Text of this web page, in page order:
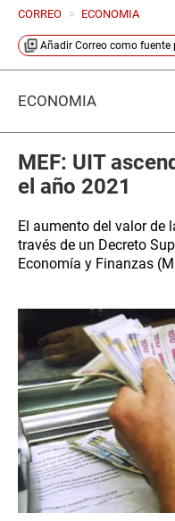
CORREO > ECONOMIA
Añadir Correo como fuente
ECONOMÍA
MEF: UIT
el año 2021
El aumento del valor de
través de un Decreto
Economía y Finanzas